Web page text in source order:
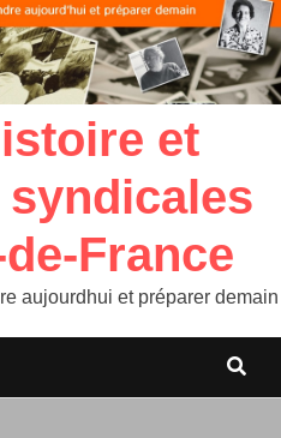
et
France
aujourdhui et préparer demain